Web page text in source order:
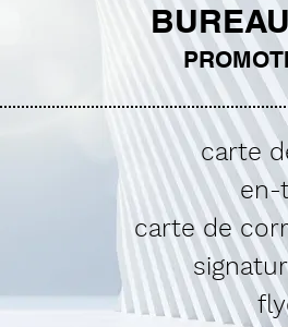
carte
en-
carte de